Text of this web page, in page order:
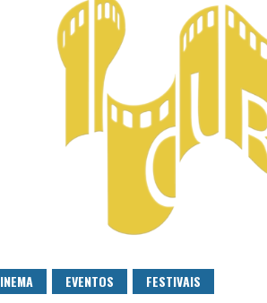
EVENTOS FESTIVAIS